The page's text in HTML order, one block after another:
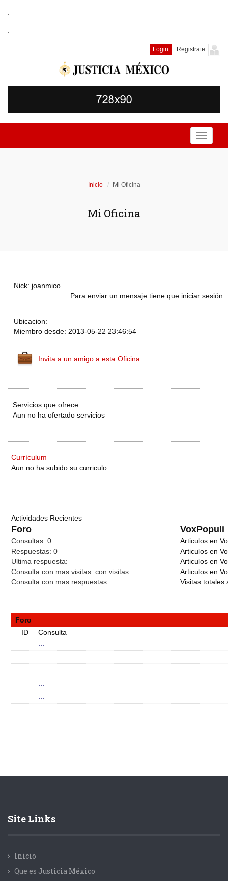
.
.
Login Registrate
Toggle
Inicio Mi Oficina
Mi Oficina
Nick: joanmico
Para enviar un mensaje tiene que iniciar sesión
Ubicacion:
Miembro desde: 2013-05-22 23:46:54
Invita a un amigo a esta Oficina
Servicios que ofrece
Aun no ha ofertado servicios
Currículum
Aun no ha subido su curriculo
Actividades Recientes
Foro VoxPopuli
Consultas: 0
Respuestas: 0
Ultima respuesta:
Consulta con mas visitas: con visitas
Consulta con mas respuestas:
Articulos en
Articulos en
Articulos en
Articulos en
Visitas totales
Foro
ID
Consulta
Site Links
Inicio
Que es Justicia México